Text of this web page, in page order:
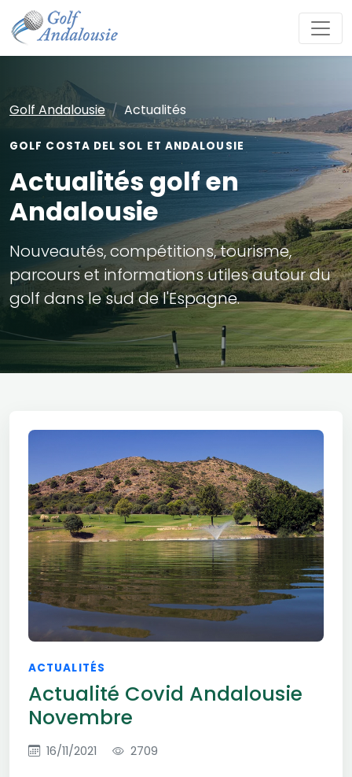
Golf Andalousie Actualités
GOLF COSTA DEL SOL ET ANDALOUSIE
Actualités golf en
Andalousie
Nouveautés, compétitions, tourisme,
parcours et informations utiles autour du
golf dans le sud de l'Espagne.
ACTUALITÉS
Actualité Covid Andalousie
Novembre
16/11/2021 2709